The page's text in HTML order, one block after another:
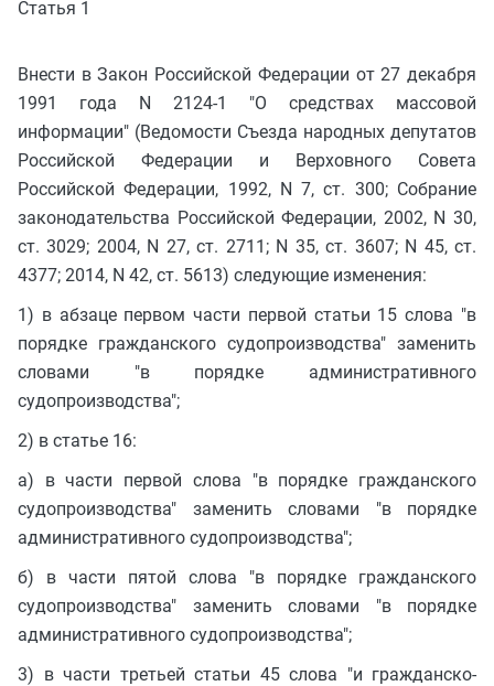
Статья 1
Внести в Закон Российской Федерации от 27 декабря
1991 года N 2124-1 "О средствах массовой
информации" (Ведомости Съезда народных депутатов
Российской Федерации и Верховного Совета
Российской Федерации, 1992, N 7, ст. 300; Собрание
законодательства Российской Федерации, 2002, N 30,
ст. 3029; 2004, N 27, ст. 2711; N 35, ст. 3607; N 45, ст.
4377; 2014, N 42, ст. 5613) следующие изменения:
1) в абзаце первом части первой статьи 15 слова "в
порядке гражданского судопроизводства" заменить
словами "в порядке административного
судопроизводства";
2) в статье 16:
а) в части первой слова "в порядке гражданского
судопроизводства" заменить словами "в порядке
административного судопроизводства";
б) в части пятой слова "в порядке гражданского
судопроизводства" заменить словами "в порядке
административного судопроизводства";
3) в части третьей статьи 45 слова "и гражданско-